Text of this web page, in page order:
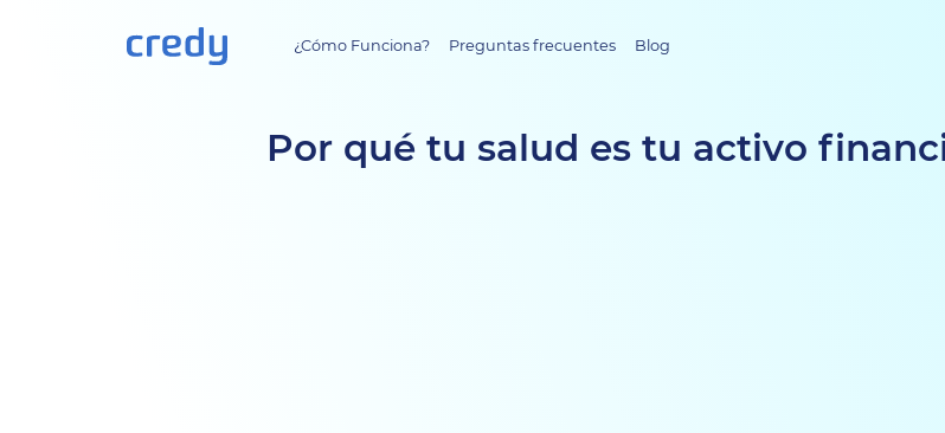
¿Cómo Funciona? Preguntas frecuentes Blog
Por qué tu salud es tu activo